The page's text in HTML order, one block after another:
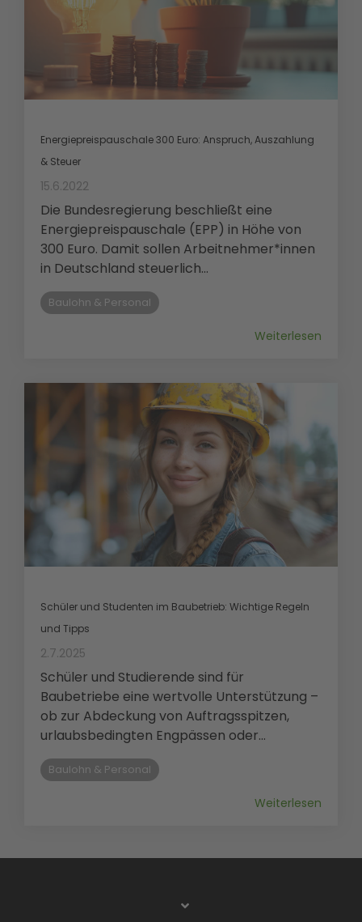
Energiepreispauschale 300 Euro: Anspruch, Auszahlung
& Steuer
15.6.2022
Die Bundesregierung beschließt eine
Energiepreispauschale (EPP) in Höhe von
300 Euro. Damit sollen Arbeitnehmer*innen
in Deutschland steuerlich...
Baulohn & Personal
Weiterlesen
Schüler und Studenten im Baubetrieb: Wichtige Regeln
und Tipps
2.7.2025
Schüler und Studierende sind für
Baubetriebe eine wertvolle Unterstützung –
ob zur Abdeckung von Auftragsspitzen,
urlaubsbedingten Engpässen oder...
Baulohn & Personal
Weiterlesen